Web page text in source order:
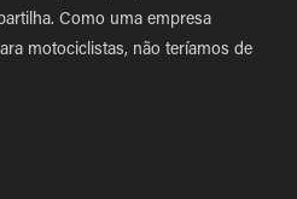
Como uma empresa
motociclistas, não teríamos de